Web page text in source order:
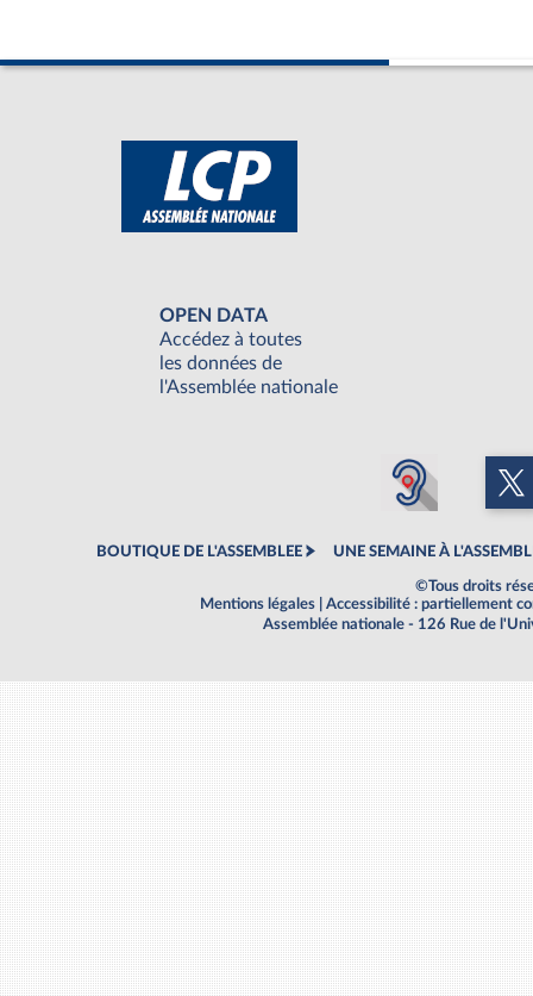
OPEN DATA
Accédez à toutes
les données de
l'Assemblée nationale
BOUTIQUE DE L'ASSEMBLEE UNE SEMAINE À
©Tous droits
Mentions légales
Accessibilité : partiellement
Assemblée nationale - 126 Rue de